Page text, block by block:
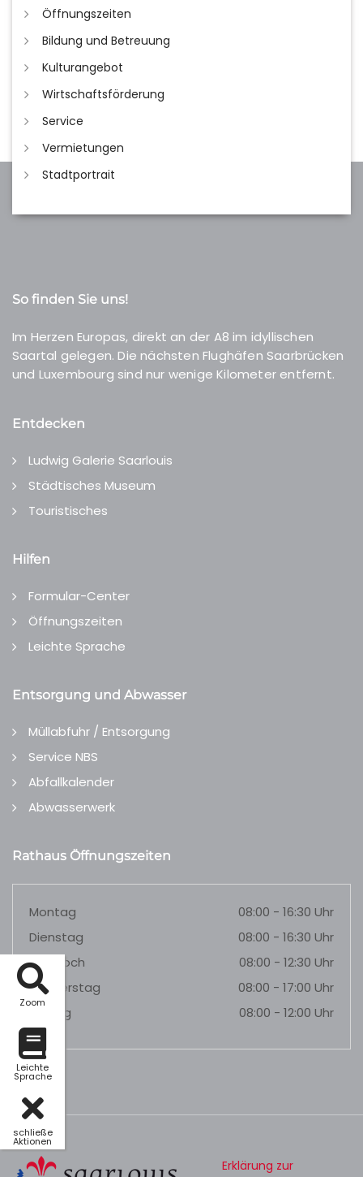
Zoom
Leichte
Sprache
schließe
Aktionen
Öffnungszeiten
Bildung und Betreuung
Kulturangebot
Wirtschaftsförderung
Service
Vermietungen
Stadtportrait
So finden Sie uns!
Im Herzen Europas, direkt an der A8 im idyllischen
Saartal gelegen. Die nächsten Flughäfen Saarbrücken
und Luxembourg sind nur wenige Kilometer entfernt.
Entdecken
Ludwig Galerie Saarlouis
Städtisches Museum
Touristisches
Hilfen
Formular-Center
Öffnungszeiten
Leichte Sprache
Entsorgung und Abwasser
Müllabfuhr / Entsorgung
Service NBS
Abfallkalender
Abwasserwerk
Rathaus Öffnungszeiten
Montag
08:00 - 16:30 Uhr
Dienstag
08:00 - 16:30 Uhr
Mittwoch
08:00 - 12:30 Uhr
Donnerstag
08:00 - 17:00 Uhr
Freitag
08:00 - 12:00 Uhr
Erklärung zur